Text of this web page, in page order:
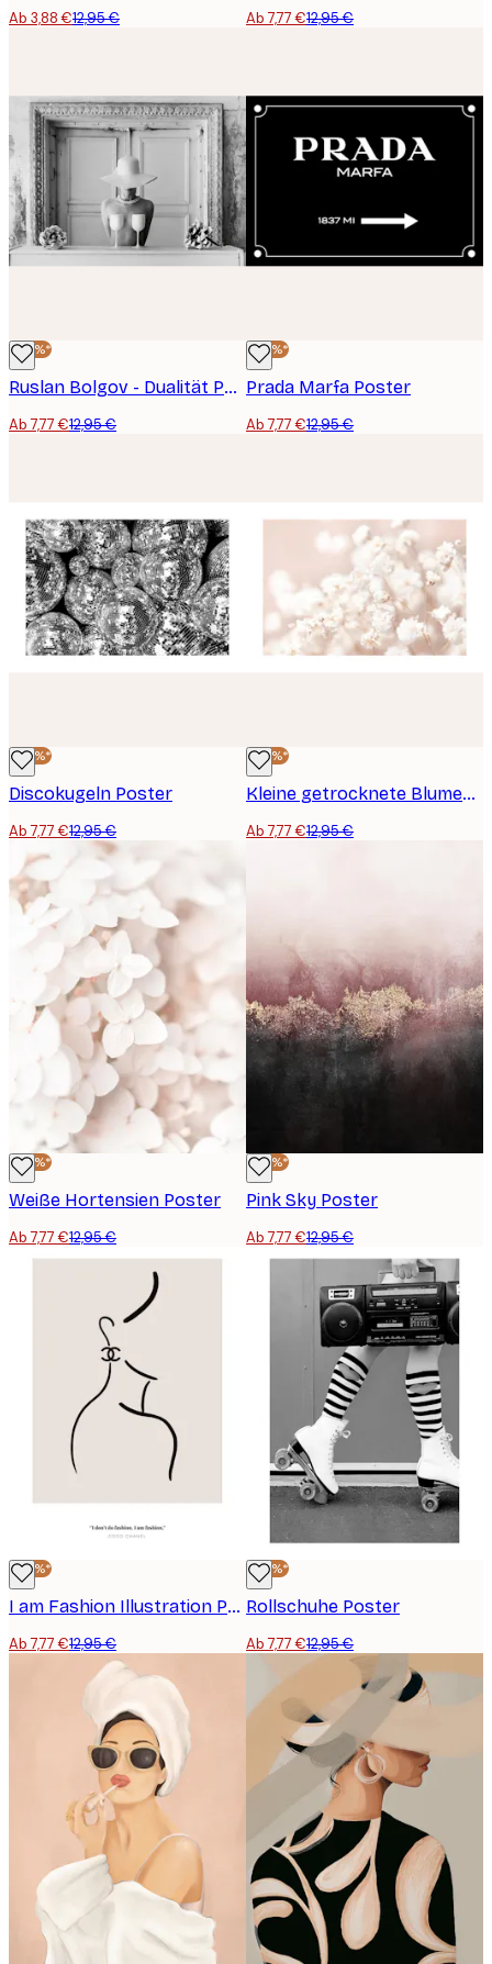
Ab 3,88 €12,95 € Ab 7,77 €12,95 €
-40%*
Ruslan Bolgov - Dualität Poster
Ab 7,77 €12,95 €
-40%*
Prada Marfa Poster
Ab 7,77 €12,95 €
-40%*
Discokugeln Poster
Ab 7,77 €12,95 €
-40%*
Kleine getrocknete Blumen Poster
Ab 7,77 €12,95 €
-40%*
Weiße Hortensien Poster
Ab 7,77 €12,95 €
-40%*
Pink Sky Poster
Ab 7,77 €12,95 €
-40%*
I am Fashion Illustration Poster
Ab 7,77 €12,95 €
-40%*
Rollschuhe Poster
Ab 7,77 €12,95 €